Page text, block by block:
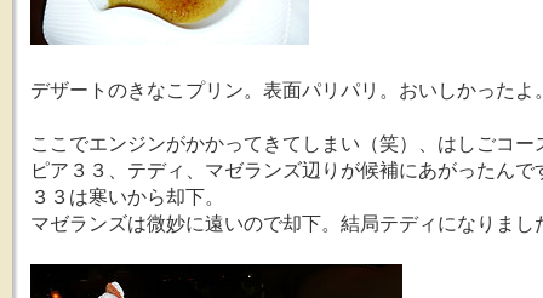
デザートのきなこプリン。表面パリパリ。おいしかったよ
ここでエンジンがかかってきてしまい（笑）、はしごコー
ピア３３、テディ、マゼランズ辺りが候補にあがったんで
３３は寒いから却下。
マゼランズは微妙に遠いので却下。結局テディになりまし